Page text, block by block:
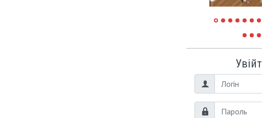
Логін
Пароль